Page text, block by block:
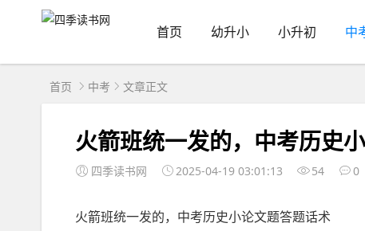
首页 幼升小 小升初 中
首页 中考 文章正文
火箭班统一发的，中考历史
四季读书网 2025-04-19 03:01:13 54 0
火箭班统一发的，中考历史小论文题答题话术